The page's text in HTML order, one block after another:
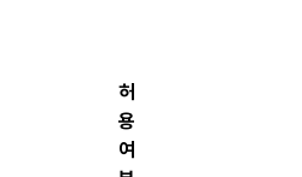
허
용
여